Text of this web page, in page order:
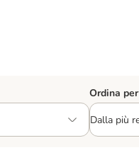
Ordina per